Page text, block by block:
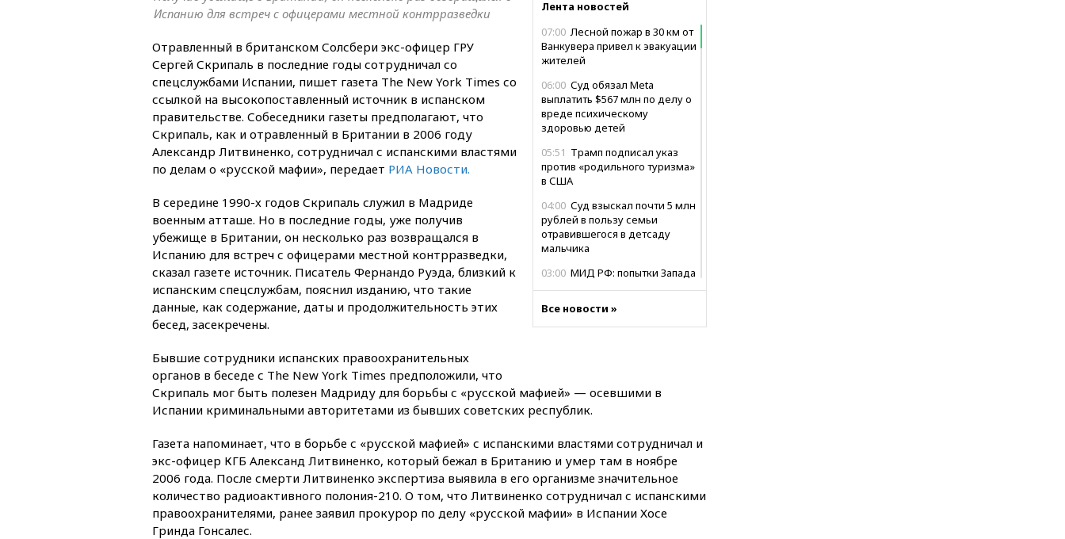
Лента новостей
07:00 Лесной пожар в 30 км от
Ванкувера привел к эвакуации
жителей
06:00 Суд обязал Meta
выплатить $567 млн по делу о
вреде психическому
здоровью детей
05:51 Трамп подписал указ
против «родильного туризма»
в США
04:00 Суд взыскал почти 5 млн
рублей в пользу семьи
отравившегося в детсаду
мальчика
03:00 МИД РФ: попытки Запада
02:00Ни один водоем Англии
нуждаются в дальнобойных
ракетах и системах Patriot
необходимости пополнения
арсенала США
вчера, 23:28 Слуцкий призвал
признать «Яблоко»
нежелательной организацией
Все новости »
Испанию для встреч с офицерами местной контрразведки
Отравленный в британском Солсбери экс-офицер ГРУ
Сергей Скрипаль в последние годы сотрудничал со
спецслужбами Испании, пишет газета The New York Times со
ссылкой на высокопоставленный источник в испанском
правительстве. Собеседники газеты предполагают, что
Скрипаль, как и отравленный в Британии в 2006 году
Александр Литвиненко, сотрудничал с испанскими властями
по делам о «русской мафии», передает РИА Новости.
В середине 1990-х годов Скрипаль служил в Мадриде
военным атташе. Но в последние годы, уже получив
убежище в Британии, он несколько раз возвращался в
Испанию для встреч с офицерами местной контрразведки,
сказал газете источник. Писатель Фернандо Руэда, близкий к
испанским спецслужбам, пояснил изданию, что такие
данные, как содержание, даты и продолжительность этих
бесед, засекречены.
Бывшие сотрудники испанских правоохранительных
органов в беседе с The New York Times предположили, что
Скрипаль мог быть полезен Мадриду для борьбы с «русской мафией» — осевшими в
Испании криминальными авторитетами из бывших советских республик.
Газета напоминает, что в борьбе с «русской мафией» с испанскими властями сотрудничал и
экс-офицер КГБ Александ Литвиненко, который бежал в Британию и умер там в ноябре
2006 года. После смерти Литвиненко экспертиза выявила в его организме значительное
количество радиоактивного полония-210. О том, что Литвиненко сотрудничал с испанскими
правоохранителями, ранее заявил прокурор по делу «русской мафии» в Испании Хосе
Гринда Гонсалес.